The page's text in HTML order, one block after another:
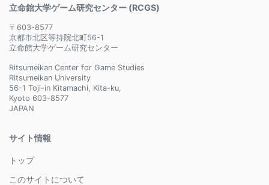
立命館大学ゲーム研究センター (RCGS)
〒603-8577
京都市北区等持院北町56-1
立命館大学ゲーム研究センター
Ritsumeikan Center for Game Studies
Ritsumeikan University
56-1 Toji-in Kitamachi, Kita-ku,
Kyoto 603-8577
JAPAN
サイト情報
トップ
このサイトについて